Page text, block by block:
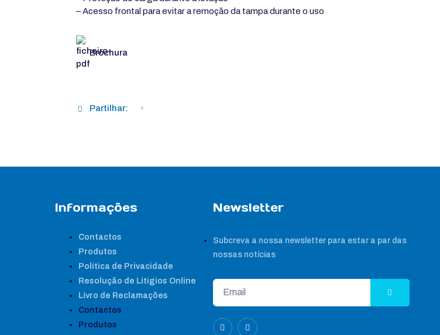
– Acesso frontal para evitar a remoção da tampa durante o uso
Brochura
Partilhar:
Informações
Contactos
Produtos
Política de Privacidade
Resolução de Litígios Online
Livro de Reclamações
Contactos
Produtos
Newsletter
Subcreva a nossa newsletter para estar a par das
nossas notícias